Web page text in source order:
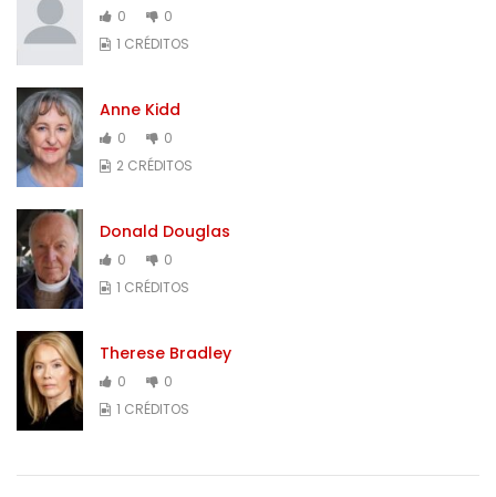
0
0
1 CRÉDITOS
Anne Kidd
0
0
2 CRÉDITOS
Donald Douglas
0
0
1 CRÉDITOS
Therese Bradley
0
0
1 CRÉDITOS